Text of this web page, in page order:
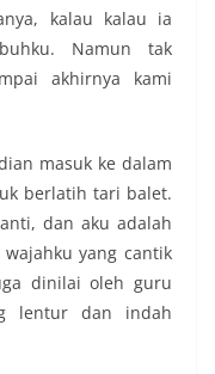
kalau kalau ia
Namun tak
akhirnya kami
masuk ke dalam
berlatih tari balet.
dan aku adalah
yang cantik
dinilai oleh guru
lentur dan indah